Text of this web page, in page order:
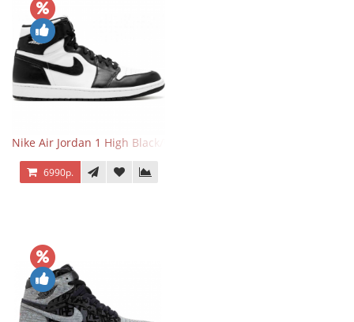
Nike Air Jordan 1 High Black/White
6990р.